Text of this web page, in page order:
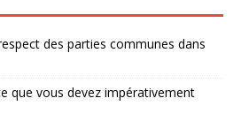
des parties communes dans
que vous devez impérativement